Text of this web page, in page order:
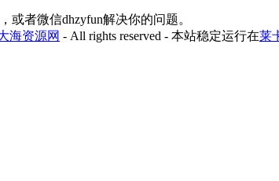
或者微信dhzyfun解决你的问题。
海资源网 - All rights reserved - 本站稳定运行在莱